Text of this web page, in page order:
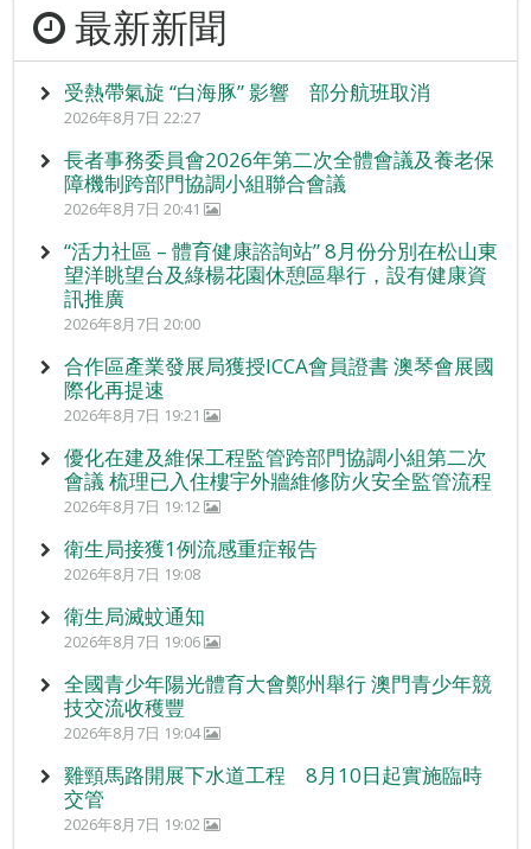
最新新聞
受熱帶氣旋 “白海豚” 影響 部分航班取消
2026年8月7日 22:27
長者事務委員會2026年第二次全體會議及養老保
障機制跨部門協調小組聯合會議
2026年8月7日 20:41
“活力社區 – 體育健康諮詢站” 8月份分別在松山東
望洋眺望台及綠楊花園休憩區舉行，設有健康資
訊推廣
2026年8月7日 20:00
合作區產業發展局獲授ICCA會員證書 澳琴會展國
際化再提速
2026年8月7日 19:21
優化在建及維保工程監管跨部門協調小組第二次
會議 梳理已入住樓宇外牆維修防火安全監管流程
2026年8月7日 19:12
衛生局接獲1例流感重症報告
2026年8月7日 19:08
衛生局滅蚊通知
2026年8月7日 19:06
全國青少年陽光體育大會鄭州舉行 澳門青少年競
技交流收穫豐
2026年8月7日 19:04
雞頸馬路開展下水道工程 8月10日起實施臨時
交管
2026年8月7日 19:02